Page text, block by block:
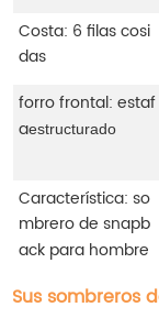
Costa: 6 filas cosi
das
forro frontal: estaf
aestructurado
Característica: so
mbrero de snapb
ack para hombre
Sus sombreros